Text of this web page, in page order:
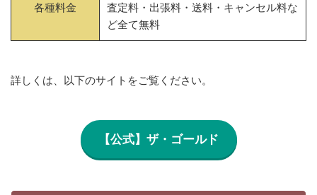
各種料金
査定料・出張料・送料・キャンセル料な
ど全て無料
詳しくは、以下のサイトをご覧ください。
【公式】ザ・ゴールド